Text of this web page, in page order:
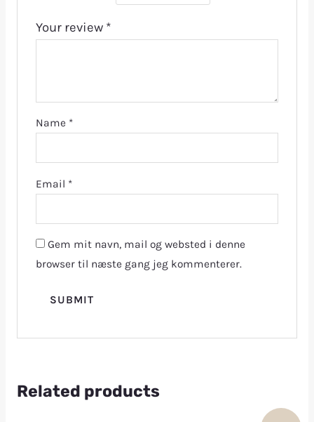
Your review *
Name *
Email *
Gem mit navn, mail og websted i denne
browser til næste gang jeg kommenterer.
Related products